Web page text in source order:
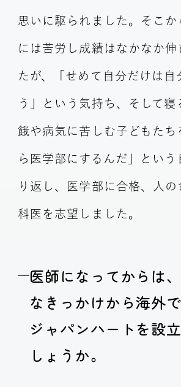
思いに駆られました。そこか
には苦労し成績はなかなか伸
たが、「せめて自分だけは自
う」という気持ち、そして寝
餓や病気に苦しむ子どもたち
ら医学部にするんだ」という
り返し、医学部に合格、人
科医を志望しました。
医師になってからは
なきっかけから海外で
ジャパンハートを設
しょうか。